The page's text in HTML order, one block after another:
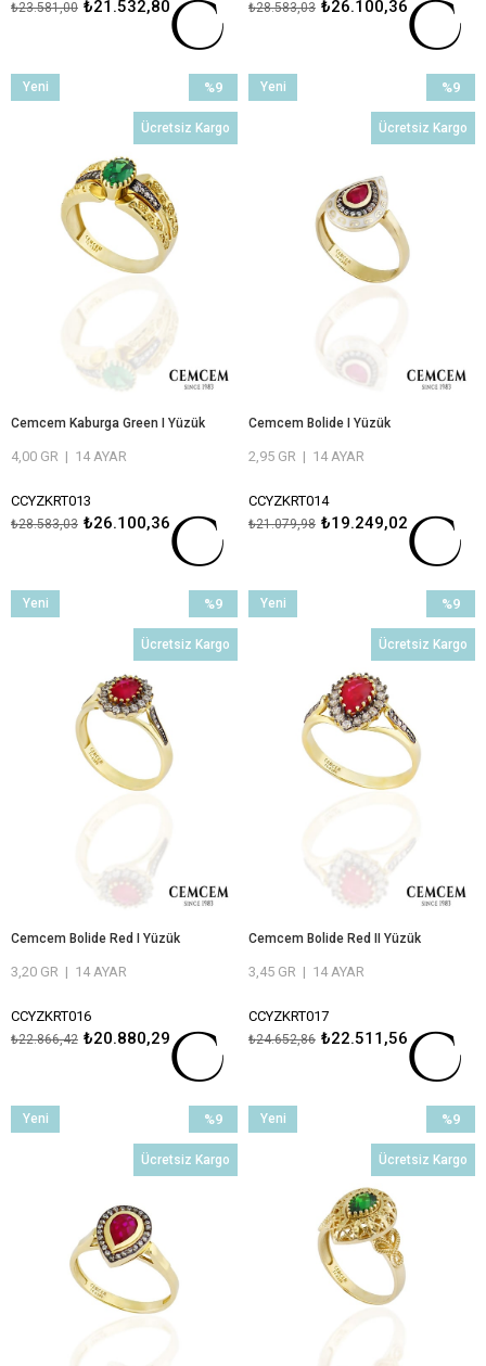
GARANTİLİ
₺21.532,80
₺23.581,00
GARANTİLİ
₺26.100,36
₺28.583,03
Cemcem Kaburga Green I Yüzük
4,00 GR | 14 AYAR
GARANTİLİ
CCYZKRT013
₺26.100,36
₺28.583,03
%9
İndirim
%9İndirim
Ücretsiz Kargo
Yeni
Cemcem Bolide I Yüzük
2,95 GR | 14 AYAR
GARANTİLİ
CCYZKRT014
₺19.249,02
₺21.079,98
%9
İndirim
Ücretsiz Kargo
Yeni
Cemcem Bolide Red I Yüzük
3,20 GR | 14 AYAR
GARANTİLİ
CCYZKRT016
₺20.880,29
₺22.866,42
%9
İndirim
%9İndirim
Ücretsiz Kargo
Yeni
Cemcem Bolide Red II Yüzük
3,45 GR | 14 AYAR
GARANTİLİ
CCYZKRT017
₺22.511,56
₺24.652,86
%9
İndirim
Ücretsiz Kargo
Yeni
%9
İndirim
%9İndirim
Ücretsiz Kargo
Yeni
%9
İndirim
Ücretsiz Kargo
Yeni